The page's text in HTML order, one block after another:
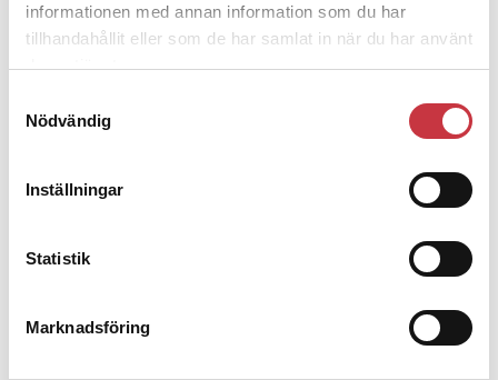
informationen med annan information som du har
tillhandahållit eller som de har samlat in när du har använt
deras tjänster.
Nödvändig
Inställningar
Statistik
Marknadsföring
1 juni 2026
Jens Mårtensson:Snart 20 år i tjänst – nu
Polisregionen erkänner fel: ”Kommer att
Desktopannnons